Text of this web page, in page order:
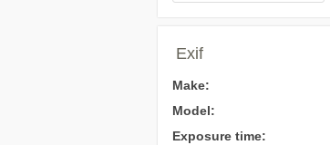
Exif
Make:
Model:
Exposure time: